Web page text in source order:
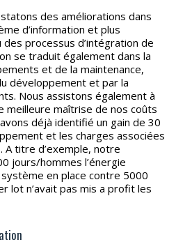
des améliorations dans
d’information et plus
processus d’intégration de
se traduit également dans la
et de la maintenance,
développement et par la
Nous assistons également à
meilleure maîtrise de nos coûts
déjà identifié un gain de 30
et les charges associées
A titre d’exemple, notre
jours/hommes l’énergie
en place contre 5000
lot n’avait pas mis a profit les